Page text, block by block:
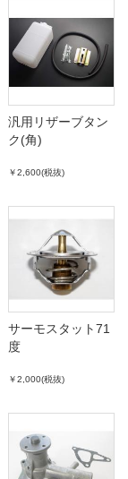
汎用リザーブタン
ク(角)
￥2,600(税抜)
サーモスタット71
度
￥2,000(税抜)